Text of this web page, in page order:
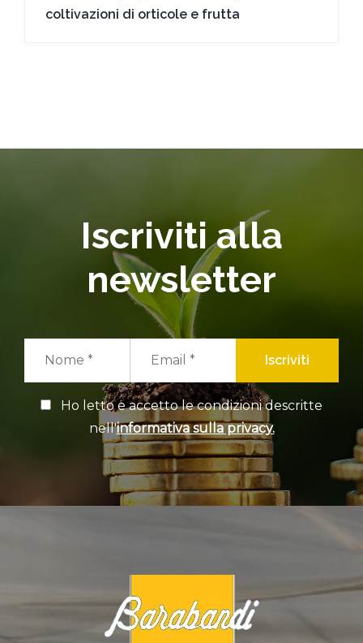
coltivazioni di orticole e frutta
Iscriviti alla
newsletter
Iscriviti
Ho letto e accetto le condizioni descritte
nell'informativa sulla privacy.